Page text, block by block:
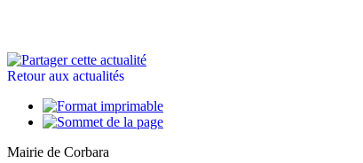
Retour aux actualités
Mairie de Corbara